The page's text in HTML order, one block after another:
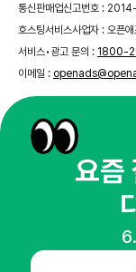
통신판매업신고번호 :
호스팅서비스사업자 : 오픈
서비스•광고 문의 : 1800-
이메일 :
이용약관개인정보처리방침
thread
© NHN AD. All rights
요즘